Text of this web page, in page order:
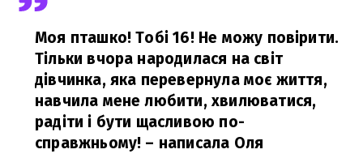
Моя пташко! Тобі 16! Не можу повірити.
Тільки вчора народилася на світ
дівчинка, яка перевернула моє життя,
навчила мене любити, хвилюватися,
радіти і бути щасливою по-
справжньому! – написала Оля